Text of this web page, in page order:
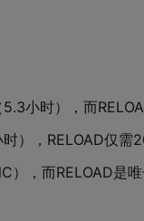
小时），而
时），RELOAD仅
），而RELOAD是